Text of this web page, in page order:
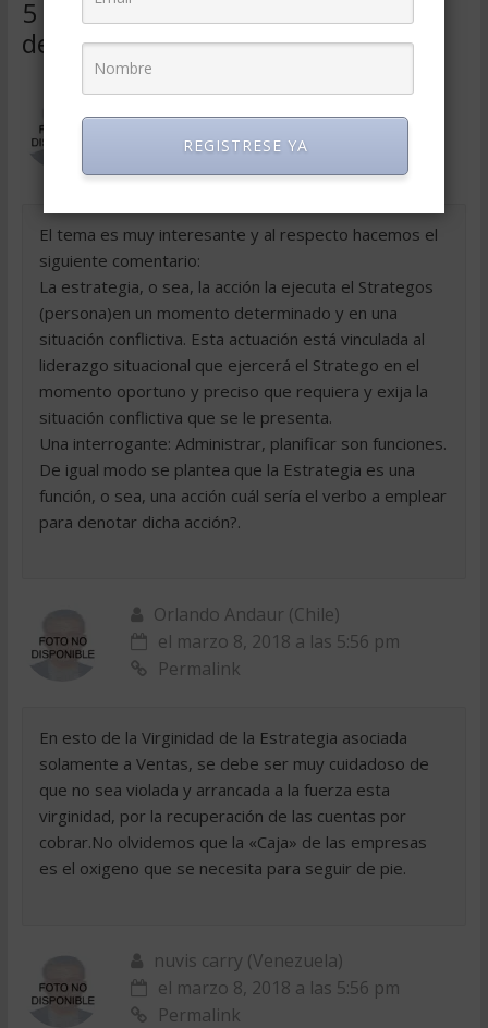
5 comentarios sobre “
La virginidad
de la estrategia”
María Luisa Vélez de Márquez
el marzo 8, 2018 a las 5:56 pm
Permalink
El tema es muy interesante y al respecto hacemos el
siguiente comentario:
La estrategia, o sea, la acción la ejecuta el Strategos
(persona)en un momento determinado y en una
situación conflictiva. Esta actuación está vinculada al
liderazgo situacional que ejercerá el Stratego en el
momento oportuno y preciso que requiera y exija la
situación conflictiva que se le presenta.
Una interrogante: Administrar, planificar son funciones.
De igual modo se plantea que la Estrategia es una
función, o sea, una acción cuál sería el verbo a emplear
para denotar dicha acción?.
Orlando Andaur (Chile)
el marzo 8, 2018 a las 5:56 pm
Permalink
En esto de la Virginidad de la Estrategia asociada
solamente a Ventas, se debe ser muy cuidadoso de
que no sea violada y arrancada a la fuerza esta
virginidad, por la recuperación de las cuentas por
cobrar.No olvidemos que la «Caja» de las empresas
es el oxigeno que se necesita para seguir de pie.
nuvis carry (Venezuela)
el marzo 8, 2018 a las 5:56 pm
Permalink
REGISTRESE YA